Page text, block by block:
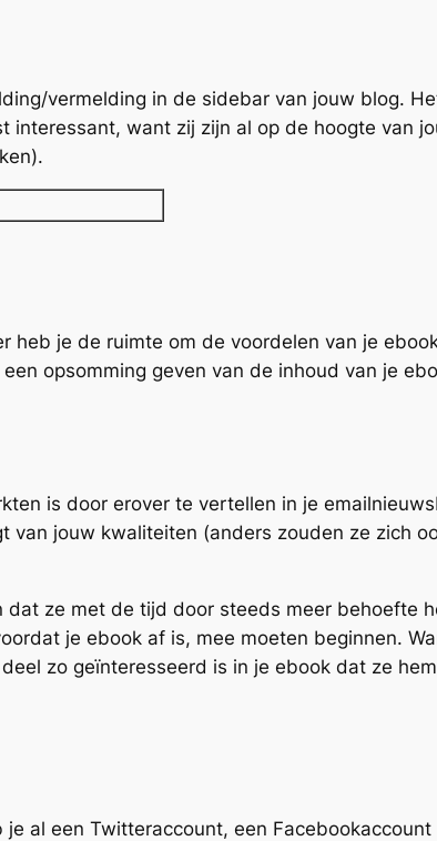
vermelding in de sidebar van jouw blog.
interessant, want zij zijn al op de hoogte van
heb je de ruimte om de voordelen van je
opsomming geven van de inhoud van je
is door erover te vertellen in je
jouw kwaliteiten (anders zouden ze zich
ze met de tijd door steeds meer behoefte
je ebook af is, mee moeten beginnen.
zo geïnteresseerd is in je ebook dat ze
al een Twitteraccount, een